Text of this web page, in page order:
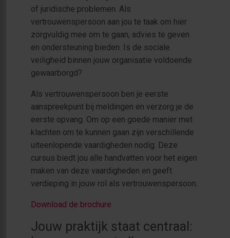
of juridische problemen. Als
vertrouwenspersoon aan jou te taak om hier
zorgvuldig mee om te gaan, advies te geven
en ondersteuning bieden. Is de sociale
veiligheid binnen jouw organisatie voldoende
gewaarborgd?
Als vertrouwenspersoon ben je eerste
aanspreekpunt bij meldingen en verzorg je de
eerste opvang. Om op een goede manier met
klachten om te kunnen gaan zijn verschillende
uiteenlopende vaardigheden nodig. Deze
cursus biedt jou alle handvatten voor het eigen
maken van deze vaardigheden en geeft
verdieping in jouw rol als vertrouwenspersoon.
Download de brochure
Jouw praktijk staat centraal: